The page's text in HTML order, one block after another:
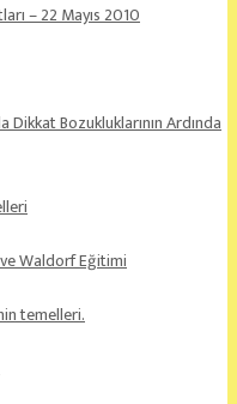
– 22 Mayıs 2010
Bozukluklarının Ardında
Waldorf Eğitimi
temelleri.